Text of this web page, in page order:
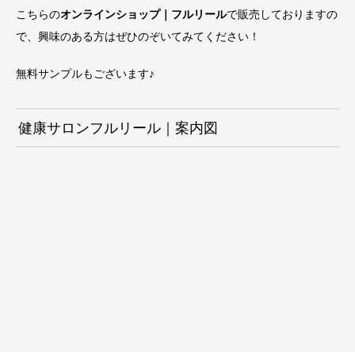
こちらのオンラインショップ｜フルリールで販売しておりますの
で、興味のある方はぜひのぞいてみてください！
無料サンプルもございます♪
健康サロンフルリール｜案内図